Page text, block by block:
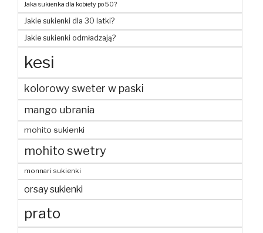
Jaka sukienka dla kobiety po 50?
Jakie sukienki dla 30 latki?
Jakie sukienki odmładzają?
kesi
kolorowy sweter w paski
mango ubrania
mohito sukienki
mohito swetry
monnari sukienki
orsay sukienki
prato